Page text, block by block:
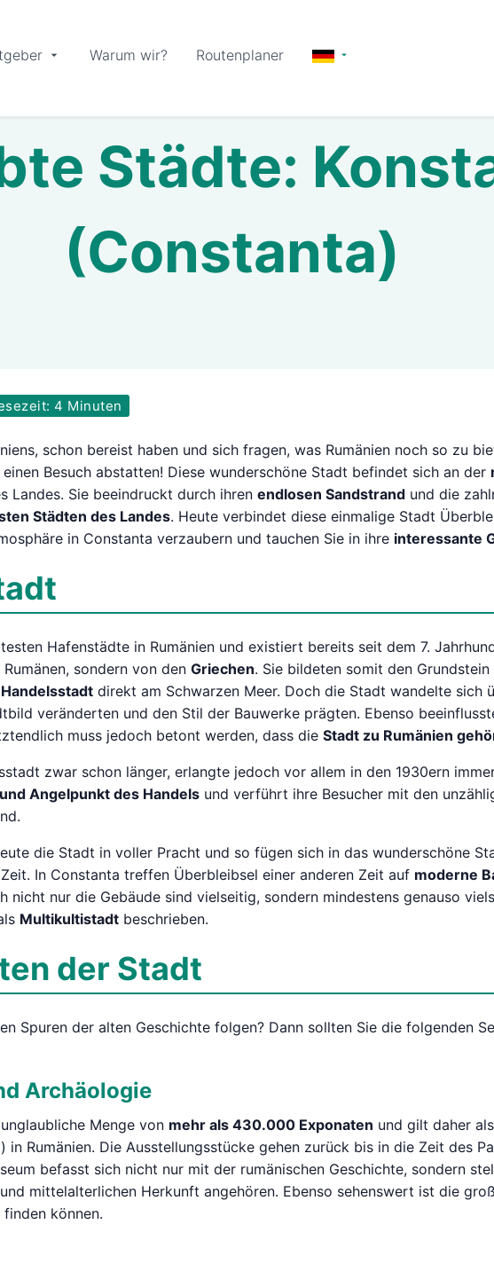
Warum wir? Routenplaner
Städte:
(Constanta)
4 Minuten
schon bereist haben und sich fragen, was Rumänien noch so zu
Besuch abstatten! Diese wunderschöne Stadt befindet sich an der
Landes. Sie beeindruckt durch ihren endlosen Sandstrand und die
Städten des Landes. Heute verbindet diese einmalige Stadt
in Constanta verzaubern und tauchen Sie in ihre interessante
Hafenstädte in Rumänien und existiert bereits seit dem 7.
sondern von den Griechen. Sie bildeten somit den
direkt am Schwarzen Meer. Doch die Stadt wandelte sich
veränderten und den Stil der Bauwerke prägten. Ebenso
muss jedoch betont werden, dass die Stadt zu Rumänien
zwar schon länger, erlangte jedoch vor allem in den 1930ern
Angelpunkt des Handels und verführt ihre Besucher mit den
die Stadt in voller Pracht und so fügen sich in das wunderschöne
In Constanta treffen Überbleibsel einer anderen Zeit auf moderne
nicht nur die Gebäude sind vielseitig, sondern mindestens genauso
Multikultistadt beschrieben.
der Stadt
Spuren der alten Geschichte folgen? Dann sollten Sie die folgenden
Archäologie
Menge von mehr als 430.000 Exponaten und gilt daher
in Rumänien. Die Ausstellungsstücke gehen zurück bis in die Zeit des
befasst sich nicht nur mit der rumänischen Geschichte, sondern
mittelalterlichen Herkunft angehören. Ebenso sehenswert ist die
können.